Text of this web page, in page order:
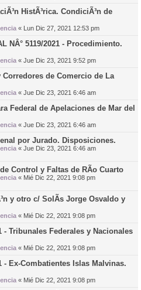
HistÃ³rica. CondiciÃ³n de
« Lun Dic 27, 2021 12:53 pm
NÂ° 5119/2021 - Procedimiento.
« Jue Dic 23, 2021 9:52 pm
de Comercio de La
« Jue Dic 23, 2021 6:46 am
Federal de Apelaciones de Mar del
« Jue Dic 23, 2021 6:46 am
por Jurado. Disposiciones.
« Jue Dic 23, 2021 6:46 am
Control y Faltas de RÃ­o Cuarto
« Mié Dic 22, 2021 9:08 pm
y otro c/ SolÃ­s Jorge Osvaldo y
« Mié Dic 22, 2021 9:08 pm
- Tribunales Federales y Nacionales
« Mié Dic 22, 2021 9:08 pm
- Ex-Combatientes Islas Malvinas.
« Mié Dic 22, 2021 9:08 pm